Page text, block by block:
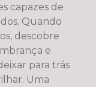
capazes de
Quando
descobre
e
para trás
Uma